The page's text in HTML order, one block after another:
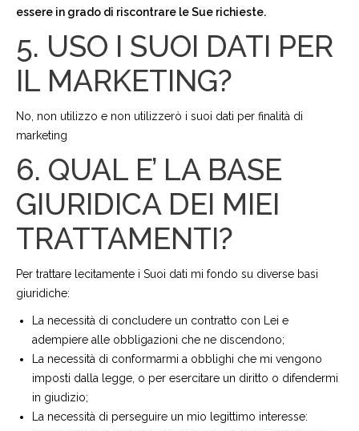
essere in grado di riscontrare le Sue richieste.
5. USO I SUOI DATI PER
IL MARKETING?
No, non utilizzo e non utilizzerò i suoi dati per finalità di
marketing
6. QUAL E’ LA BASE
GIURIDICA DEI MIEI
TRATTAMENTI?
Per trattare lecitamente i Suoi dati mi fondo su diverse basi
giuridiche:
La necessità di concludere un contratto con Lei e
adempiere alle obbligazioni che ne discendono;
La necessità di conformarmi a obblighi che mi vengono
imposti dalla legge, o per esercitare un diritto o difendermi
in giudizio;
La necessità di perseguire un mio legittimo interesse: